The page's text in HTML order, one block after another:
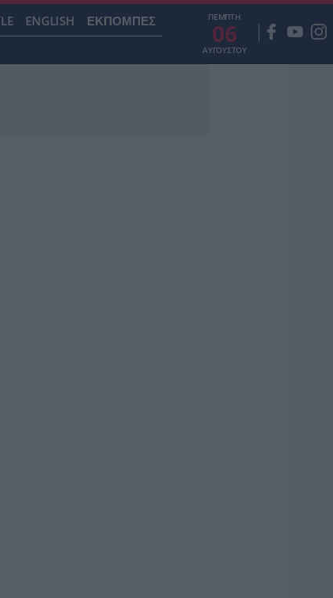
ENGLISH ΕΚΠΟΜΠΕΣ ΠΕΜΠΤΗ
06
ΑΥΓΟΥΣΤΟΥ